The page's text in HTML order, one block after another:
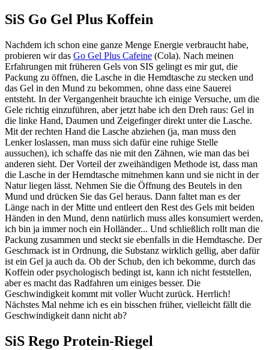
SiS Go Gel Plus Koffein
Nachdem ich schon eine ganze Menge Energie verbraucht habe,
probieren wir das Go Gel Plus Cafeine (Cola). Nach meinen
Erfahrungen mit früheren Gels von SIS gelingt es mir gut, die
Packung zu öffnen, die Lasche in die Hemdtasche zu stecken und
das Gel in den Mund zu bekommen, ohne dass eine Sauerei
entsteht. In der Vergangenheit brauchte ich einige Versuche, um die
Gele richtig einzuführen, aber jetzt habe ich den Dreh raus: Gel in
die linke Hand, Daumen und Zeigefinger direkt unter die Lasche.
Mit der rechten Hand die Lasche abziehen (ja, man muss den
Lenker loslassen, man muss sich dafür eine ruhige Stelle
aussuchen), ich schaffe das nie mit den Zähnen, wie man das bei
anderen sieht. Der Vorteil der zweihändigen Methode ist, dass man
die Lasche in der Hemdtasche mitnehmen kann und sie nicht in der
Natur liegen lässt. Nehmen Sie die Öffnung des Beutels in den
Mund und drücken Sie das Gel heraus. Dann faltet man es der
Länge nach in der Mitte und entleert den Rest des Gels mit beiden
Händen in den Mund, denn natürlich muss alles konsumiert werden,
ich bin ja immer noch ein Holländer... Und schließlich rollt man die
Packung zusammen und steckt sie ebenfalls in die Hemdtasche. Der
Geschmack ist in Ordnung, die Substanz wirklich gellig, aber dafür
ist ein Gel ja auch da. Ob der Schub, den ich bekomme, durch das
Koffein oder psychologisch bedingt ist, kann ich nicht feststellen,
aber es macht das Radfahren um einiges besser. Die
Geschwindigkeit kommt mit voller Wucht zurück. Herrlich!
Nächstes Mal nehme ich es ein bisschen früher, vielleicht fällt die
Geschwindigkeit dann nicht ab?
SiS Rego Protein-Riegel